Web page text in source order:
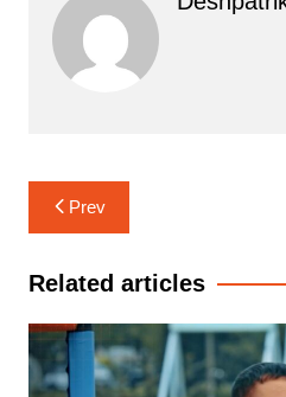
Post
navigation
Prev
Related articles